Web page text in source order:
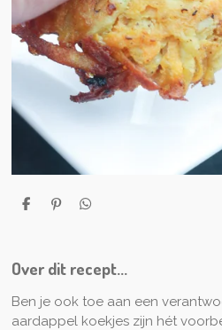
D
P
e
n
D
Over dit recept...
Ben je ook toe aan een
aardappel koekjes zijn hét